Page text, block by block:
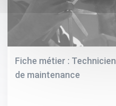
Fiche métier : Technicien
de maintenance